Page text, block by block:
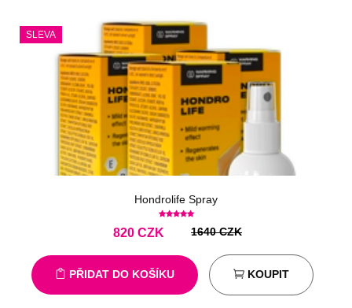
SLEVA
Hondrolife Spray
CZK
820 1640 CZK
PŘIDAT DO KOŠÍKU KOUPIT